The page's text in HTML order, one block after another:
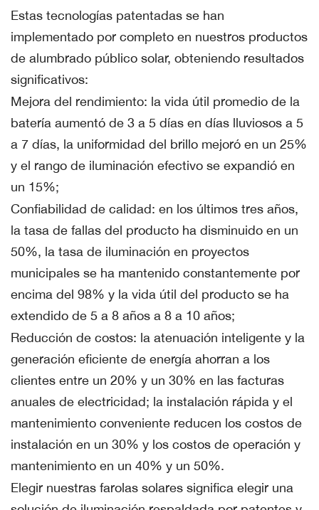
Estas tecnologías patentadas se han
implementado por completo en nuestros productos
de alumbrado público solar, obteniendo resultados
significativos:
Mejora del rendimiento: la vida útil promedio de la
batería aumentó de 3 a 5 días en días lluviosos a 5
a 7 días, la uniformidad del brillo mejoró en un 25%
y el rango de iluminación efectivo se expandió en
un 15%;
Confiabilidad de calidad: en los últimos tres años,
la tasa de fallas del producto ha disminuido en un
50%, la tasa de iluminación en proyectos
municipales se ha mantenido constantemente por
encima del 98% y la vida útil del producto se ha
extendido de 5 a 8 años a 8 a 10 años;
Reducción de costos: la atenuación inteligente y la
generación eficiente de energía ahorran a los
clientes entre un 20% y un 30% en las facturas
anuales de electricidad; la instalación rápida y el
mantenimiento conveniente reducen los costos de
instalación en un 30% y los costos de operación y
mantenimiento en un 40% y un 50%.
Elegir nuestras farolas solares significa elegir una